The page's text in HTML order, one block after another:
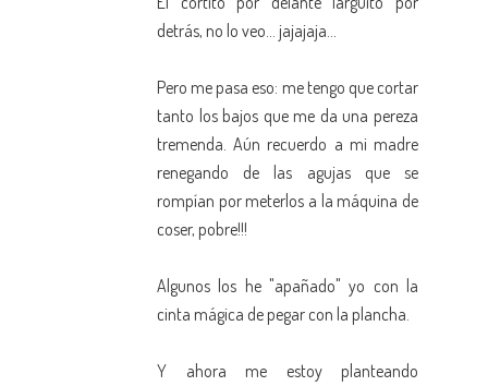
detrás, no lo veo... jajajaja...
Pero me pasa eso: me tengo que cortar
tanto los bajos que me da una pereza
tremenda. Aún recuerdo a mi madre
renegando de las agujas que se
rompían por meterlos a la máquina de
coser, pobre!!!
Algunos los he "apañado" yo con la
cinta mágica de pegar con la plancha.
Y ahora me estoy planteando